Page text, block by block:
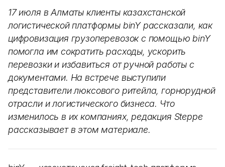
17 июля в Алматы клиенты казахстанской
логистической платформы binY рассказали, как
цифровизация грузоперевозок с помощью binY
помогла им сократить расходы, ускорить
перевозки и избавиться от ручной работы с
документами. На встрече выступили
представители люксового ритейла, горнорудной
отрасли и логистического бизнеса. Что
изменилось в их компаниях, редакция Steppe
рассказывает в этом материале.